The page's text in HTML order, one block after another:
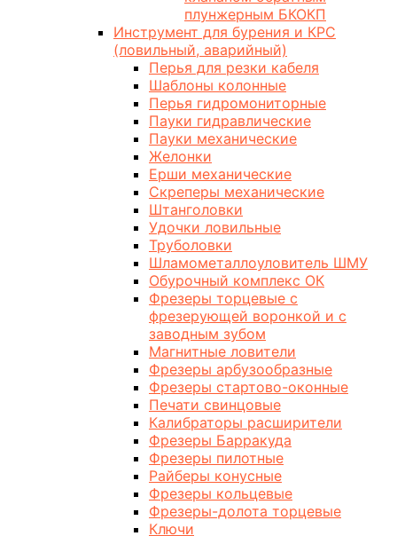
плунжерным БКОКП
Инструмент для бурения и КРС
(ловильный, аварийный)
Перья для резки кабеля
Шаблоны колонные
Перья гидромониторные
Пауки гидравлические
Пауки механические
Желонки
Ерши механические
Скреперы механические
Штанголовки
Удочки ловильные
Труболовки
Шламометаллоуловитель ШМУ
Обурочный комплекс ОК
Фрезеры торцевые с
фрезерующей воронкой и с
заводным зубом
Магнитные ловители
Фрезеры арбузообразные
Фрезеры стартово-оконные
Печати свинцовые
Калибраторы расширители
Фрезеры Барракуда
Фрезеры пилотные
Райберы конусные
Фрезеры кольцевые
Фрезеры-долота торцевые
Ключи